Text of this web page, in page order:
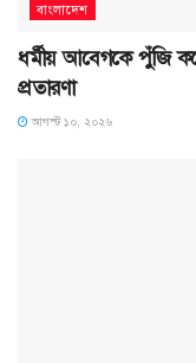
বাংলাদেশ
ধর্মীয় আবেগকে পুঁজি
প্রতারণা
আগস্ট ১০, ২০২৬